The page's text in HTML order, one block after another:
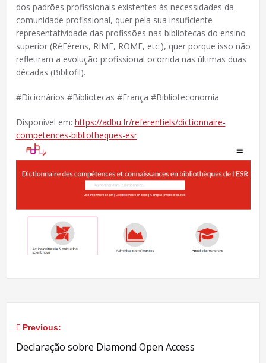
dos padrões profissionais existentes às necessidades da
comunidade profissional, quer pela sua insuficiente
representatividade das profissões nas bibliotecas do ensino
superior (RéFérens, RIME, ROME, etc.), quer porque isso não
refletiram a evolução profissional ocorrida nas últimas duas
décadas (Bibliofil).
#Dicionários #Bibliotecas #França #Biblioteconomia
Disponível em: https://adbu.fr/referentiels/dictionnaire-
competences-bibliotheques-esr
Navegação
Previous:
Declaração sobre Diamond Open Access